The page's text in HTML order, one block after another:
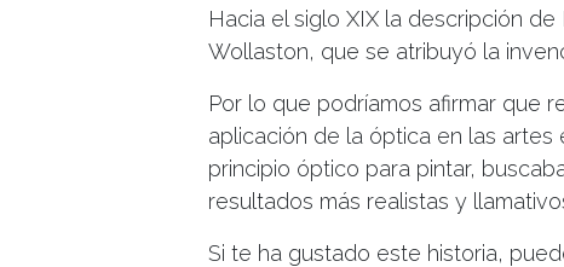
Hacia el siglo XIX la descripción
Wollaston, que se atribuyó la
Por lo que podríamos afirmar que
aplicación de la óptica en las artes
principio óptico para pintar,
resultados más realistas y
Si te ha gustado este historia,